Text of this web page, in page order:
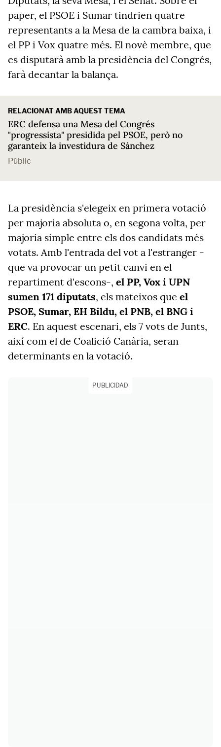
paper, el PSOE i Sumar tindrien quatre
representants a la Mesa de la cambra baixa, i
el PP i Vox quatre més. El novè membre, que
es disputarà amb la presidència del Congrés,
farà decantar la balança.
RELACIONAT AMB AQUEST TEMA
ERC defensa una Mesa del Congrés
"progressista" presidida pel PSOE, però no
garanteix la investidura de Sánchez
Públic
La presidència s'elegeix en primera votació
per majoria absoluta o, en segona volta, per
majoria simple entre els dos candidats més
votats. Amb l'entrada del vot a l'estranger -
que va provocar un petit canvi en el
repartiment d'escons-, el PP, Vox i UPN
sumen 171 diputats, els mateixos que el
PSOE, Sumar, EH Bildu, el PNB, el BNG i
ERC. En aquest escenari, els 7 vots de Junts,
així com el de Coalició Canària, seran
determinants en la votació.
PUBLICIDAD